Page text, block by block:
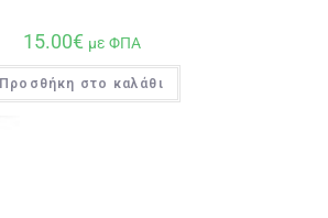
15.00€ με ΦΠΑ
Προσθήκη στο καλάθι